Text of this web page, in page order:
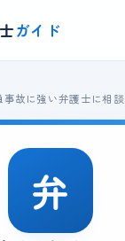
ガイド
事故に強い弁護士に相談
弁